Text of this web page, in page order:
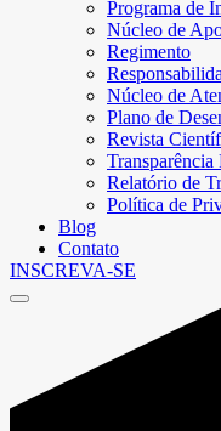
Programa de
Núcleo de
Regimento
Núcleo de
Plano de
Revista
Transparência
Relatório de
Política de
Blog
Contato
INSCREVA-SE